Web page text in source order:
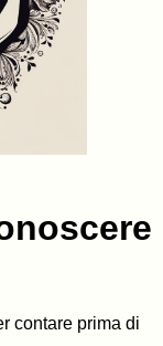
contare prima di